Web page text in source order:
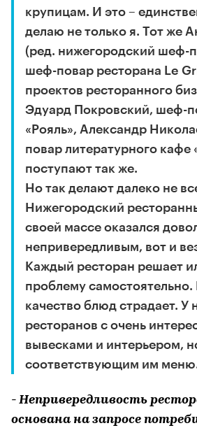
крупицам. И это –
делаю не только я. Тот же
(ред. нижегородский шеф-
шеф-повар ресторана Le
проектов ресторанного
Эдуард Покровский, шеф-
«Рояль», Александр
повар литературного кафе
поступают так же.
Но так делают далеко не
Нижегородский
своей массе оказался
непривередливым, вот и
Каждый ресторан решает
проблему
качество блюд страдает. У
ресторанов с очень
вывесками и интерьером,
соответствующим им
- Непривередливость
основана на запросе